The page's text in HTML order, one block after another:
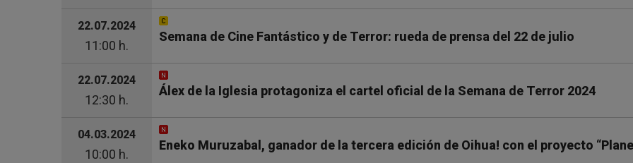
22.07.2024
11:00 h.
Semana de Cine Fantástico y de Terror: rueda de prensa del 22 de julio
22.07.2024
12:30 h.
Álex de la Iglesia protagoniza el cartel oficial de la Semana de Terror 2024
04.03.2024
10:00 h.
Eneko Muruzabal, ganador de la tercera edición de Oihua! con el proyecto